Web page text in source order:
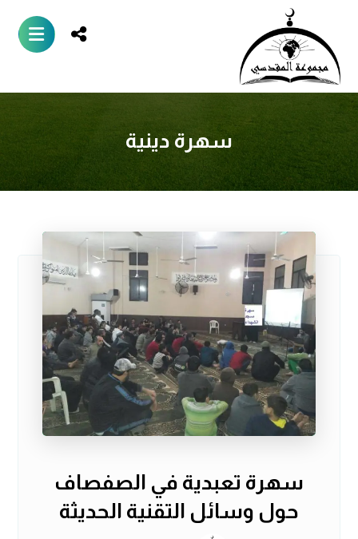
سهرة دينية
سهرة تعبدية في الصفصاف
حول وسائل التقنية الحديثة